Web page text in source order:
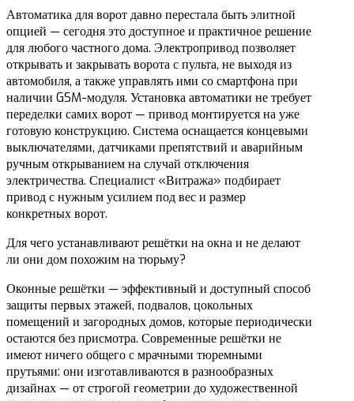
Автоматика для ворот давно перестала быть элитной
опцией — сегодня это доступное и практичное решение
для любого частного дома. Электропривод позволяет
открывать и закрывать ворота с пульта, не выходя из
автомобиля, а также управлять ими со смартфона при
наличии GSM-модуля. Установка автоматики не требует
переделки самих ворот — привод монтируется на уже
готовую конструкцию. Система оснащается концевыми
выключателями, датчиками препятствий и аварийным
ручным открыванием на случай отключения
электричества. Специалист «Витража» подбирает
привод с нужным усилием под вес и размер
конкретных ворот.
Для чего устанавливают решётки на окна и не делают
ли они дом похожим на тюрьму?
Оконные решётки — эффективный и доступный способ
защиты первых этажей, подвалов, цокольных
помещений и загородных домов, которые периодически
остаются без присмотра. Современные решётки не
имеют ничего общего с мрачными тюремными
прутьями: они изготавливаются в разнообразных
дизайнах — от строгой геометрии до художественной